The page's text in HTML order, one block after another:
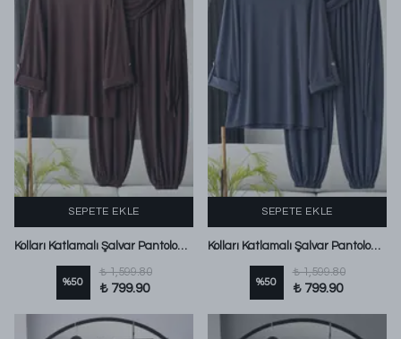
SEPETE EKLE
Kolları Katlamalı Şalvar Pantolonlu Sandy Takım Kahve
%50
₺ 1,599.80
₺ 799.90
SEPETE EKLE
Kolları Katlamalı Şalvar Pantolonlu Sandy Takım Füme
%50
₺ 1,599.80
₺ 799.90